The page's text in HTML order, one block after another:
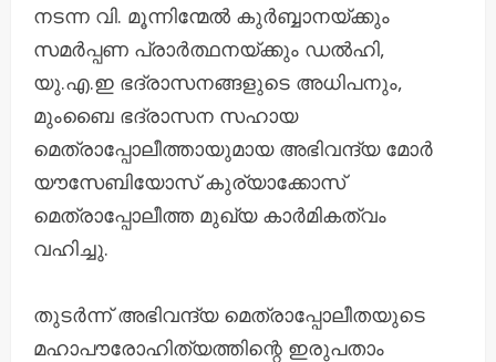
നടന്ന വി. മൂന്നിന്മേൽ കുർബ്ബാനയ്ക്കും
സമർപ്പണ പ്രാർത്ഥനയ്ക്കും ഡൽഹി,
യു.എ.ഇ ഭദ്രാസനങ്ങളുടെ അധിപനും,
മുംബൈ ഭദ്രാസന സഹായ
മെത്രാപ്പോലീത്തായുമായ അഭിവന്ദ്യ മോർ
യൗസേബിയോസ് കുര്യാക്കോസ്
മെത്രാപ്പോലീത്ത മുഖ്യ കാർമികത്വം
വഹിച്ചു.
തുടർന്ന് അഭിവന്ദ്യ മെത്രാപ്പോലീതയുടെ
മഹാപൗരോഹിത്യത്തിന്റെ ഇരുപതാം